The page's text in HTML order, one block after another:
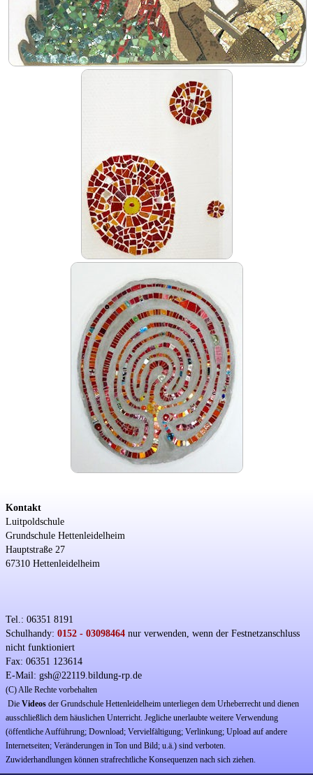
Kontakt
Luitpoldschule
Grundschule Hettenleidelheim
Hauptstraße 27
67310 Hettenleidelheim
Tel.: 06351 8191
Schulhandy: 0152 - 03098464 nur verwenden, wenn der Festnetzanschluss
nicht funktioniert
Fax: 06351 123614
E-Mail: gsh@22119.bildung-rp.de
(C) Alle Rechte vorbehalten
Die Videos der Grundschule Hettenleidelheim unterliegen dem Urheberrecht und dienen
ausschließlich dem häuslichen Unterricht. Jegliche unerlaubte weitere Verwendung
(öffentliche Aufführung; Download; Vervielfältigung; Verlinkung; Upload auf andere
Internetseiten; Veränderungen in Ton und Bild; u.ä.) sind verboten.
Zuwiderhandlungen können strafrechtliche Konsequenzen nach sich ziehen.